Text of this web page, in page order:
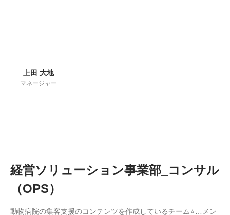
上田 大地
マネージャー
経営ソリューション事業部_コンサル
（OPS）
動物病院の集客支援のコンテンツを作成しているチーム⭐…メン